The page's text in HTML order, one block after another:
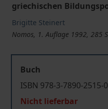
griechischen
Brigitte Steinert
Nomos, 1. Auflage 1992, 285
Buch
ISBN 978-3-7890-2515-0
Nicht lieferbar